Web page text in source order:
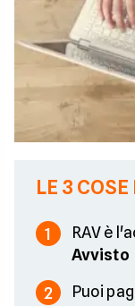
LE 3
1 RAV è
Avvisto
2 Puoi